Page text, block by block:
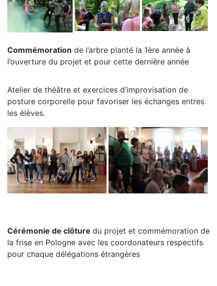
Commémoration de l’arbre planté la 1ère année à
l’ouverture du projet et pour cette dernière année
Atelier de théâtre et exercices d’improvisation de
posture corporelle pour favoriser les échanges entres
les élèves.
Cérémonie de clôture du projet et commémoration de
la frise en Pologne avec les coordonateurs respectifs
pour chaque délégations étrangères